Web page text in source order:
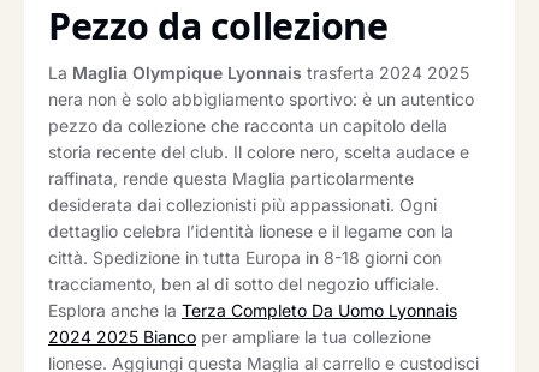
Pezzo da collezione
La Maglia Olympique Lyonnais trasferta 2024 2025
nera non è solo abbigliamento sportivo: è un autentico
pezzo da collezione che racconta un capitolo della
storia recente del club. Il colore nero, scelta audace e
raffinata, rende questa Maglia particolarmente
desiderata dai collezionisti più appassionati. Ogni
dettaglio celebra l’identità lionese e il legame con la
città. Spedizione in tutta Europa in 8-18 giorni con
tracciamento, ben al di sotto del negozio ufficiale.
Esplora anche la Terza Completo Da Uomo Lyonnais
2024 2025 Bianco per ampliare la tua collezione
lionese. Aggiungi questa Maglia al carrello e custodisci